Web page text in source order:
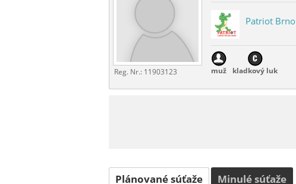
Reg. Nr.: 11903123
Patriot Brno
muž kladkový luk
Plánované súťaže Minulé súťaže